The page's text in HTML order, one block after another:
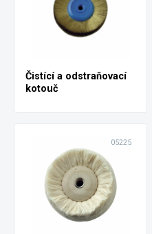
Čistící a odstraňovací
kotouč
05225